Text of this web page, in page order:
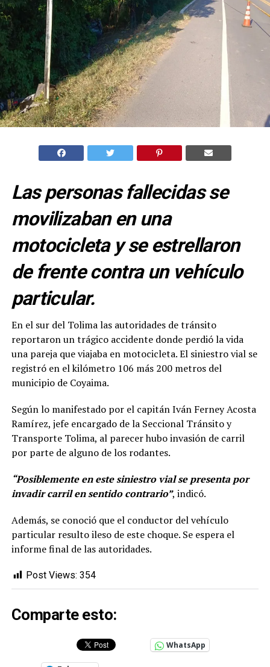
Las personas fallecidas se
movilizaban en una
motocicleta y se estrellaron
de frente contra un vehículo
particular.
En el sur del Tolima las autoridades de tránsito
reportaron un trágico accidente donde perdió la vida
una pareja que viajaba en motocicleta. El siniestro vial se
registró en el kilómetro 106 más 200 metros del
municipio de Coyaima.
Según lo manifestado por el capitán Iván Ferney Acosta
Ramírez, jefe encargado de la Seccional Tránsito y
Transporte Tolima, al parecer hubo invasión de carril
por parte de alguno de los rodantes.
“Posiblemente en este siniestro vial se presenta por
invadir carril en sentido contrario”, indicó.
Además, se conoció que el conductor del vehículo
particular resulto ileso de este choque. Se espera el
informe final de las autoridades.
Post Views: 354
Comparte esto:
WhatsApp